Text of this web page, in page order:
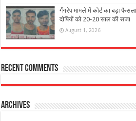
गैंगरेप मामले में कोर्ट का बड़ा
दोषियों को 20-20 साल की सजा
August 1, 2026
Recent Comments
Archives